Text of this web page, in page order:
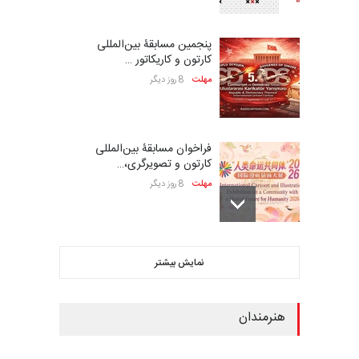
پنجمین مسابقۀ بین‌المللی
کارتون و کاریکاتور …
مهلت 8 روز دیگر
فراخوان مسابقۀ بین‌المللی
کارتون و تصویرگری،…
مهلت 8 روز دیگر
بین‌المللی کارتون لهستا…
نمایش بیشتر
هنرمندان